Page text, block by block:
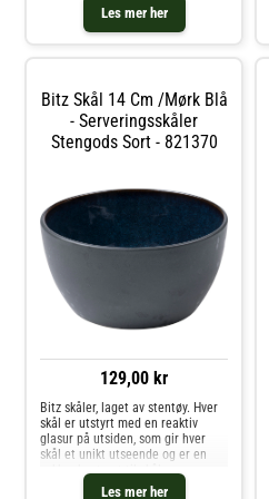
Les mer her
Bitz Skål 14 Cm /Mørk Blå
- Serveringsskåler
Stengods Sort - 821370
129,00 kr
Les mer her
Bitz skåler, laget av stentøy. Hver
skål er utstyrt med en reaktiv
glasur på utsiden, som gir hver
skål et unikt utseende og er en
vakker kontrast til skålenes
forskjellige farger på innsiden.